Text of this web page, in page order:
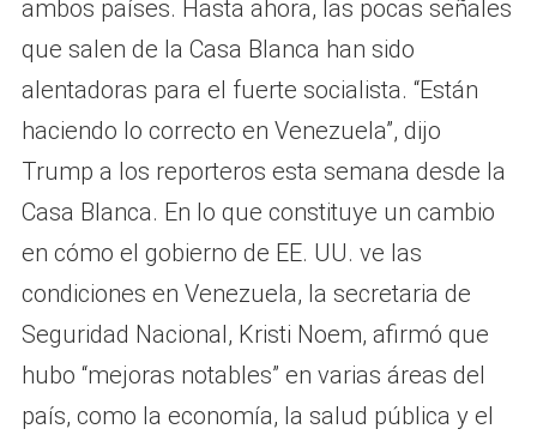
ambos países. Hasta ahora, las pocas señales
que salen de la Casa Blanca han sido
alentadoras para el fuerte socialista. “Están
haciendo lo correcto en Venezuela”, dijo
Trump a los reporteros esta semana desde la
Casa Blanca. En lo que constituye un cambio
en cómo el gobierno de EE. UU. ve las
condiciones en Venezuela, la secretaria de
Seguridad Nacional, Kristi Noem, afirmó que
hubo “mejoras notables” en varias áreas del
país, como la economía, la salud pública y el